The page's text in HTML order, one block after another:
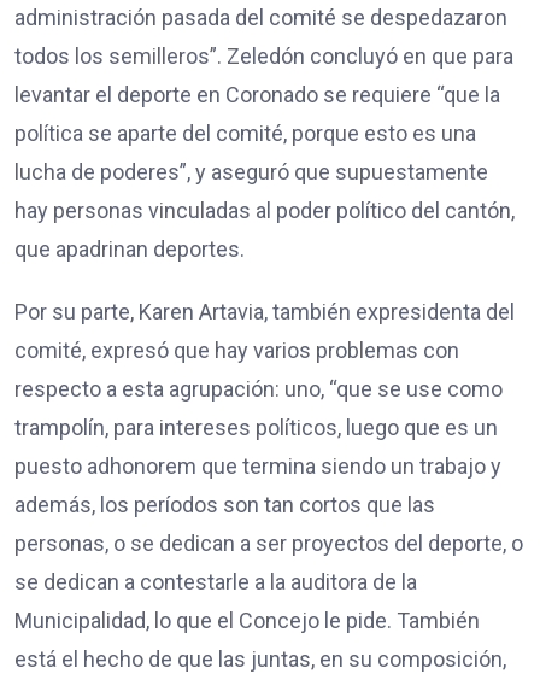
administración pasada del comité se despedazaron
todos los semilleros”. Zeledón concluyó en que para
levantar el deporte en Coronado se requiere “que la
política se aparte del comité, porque esto es una
lucha de poderes”, y aseguró que supuestamente
hay personas vinculadas al poder político del cantón,
que apadrinan deportes.
Por su parte, Karen Artavia, también expresidenta del
comité, expresó que hay varios problemas con
respecto a esta agrupación: uno, “que se use como
trampolín, para intereses políticos, luego que es un
puesto adhonorem que termina siendo un trabajo y
además, los períodos son tan cortos que las
personas, o se dedican a ser proyectos del deporte, o
se dedican a contestarle a la auditora de la
Municipalidad, lo que el Concejo le pide. También
está el hecho de que las juntas, en su composición,